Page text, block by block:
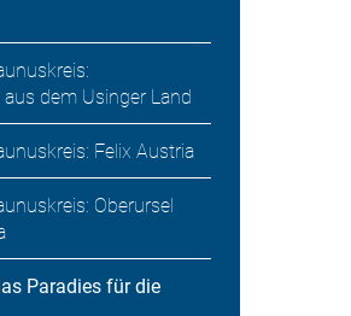
dem Usinger Land
Felix Austria
Oberursel
Paradies für die